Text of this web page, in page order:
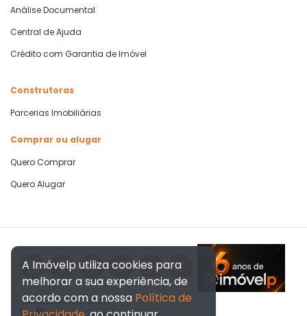
Análise Documental
Central de Ajuda
Crédito com Garantia de Imóvel
Construtoras
Parcerias Imobiliárias
Comprar ou alugar
Quero Comprar
Quero Alugar
A Imóvelp utiliza cookies para
melhorar a sua experiência, de
acordo com a nossa Política de